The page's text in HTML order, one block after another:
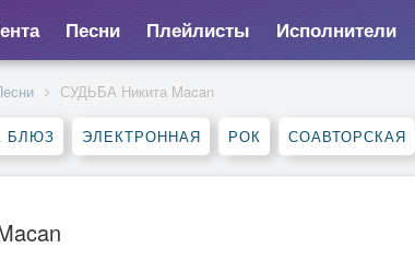
Песни Плейлисты Исполнители
СУДЬБА Никита Macan
БЛЮЗ ЭЛЕКТРОННАЯ РОК СОАВТОРСКАЯ